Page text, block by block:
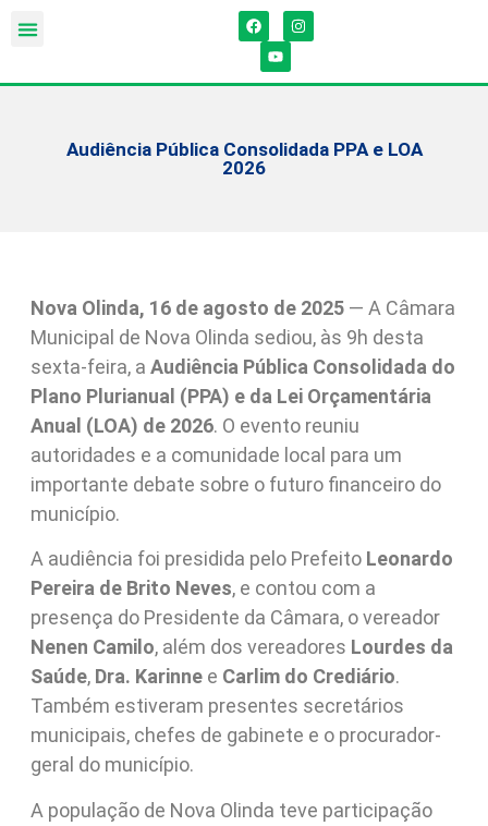
Audiência Pública Consolidada PPA e LOA
2026
Nova Olinda, 16 de agosto de 2025 — A Câmara
Municipal de Nova Olinda sediou, às 9h desta
sexta-feira, a Audiência Pública Consolidada do
Plano Plurianual (PPA) e da Lei Orçamentária
Anual (LOA) de 2026. O evento reuniu
autoridades e a comunidade local para um
importante debate sobre o futuro financeiro do
município.
A audiência foi presidida pelo Prefeito Leonardo
Pereira de Brito Neves, e contou com a
presença do Presidente da Câmara, o vereador
Nenen Camilo, além dos vereadores Lourdes da
Saúde, Dra. Karinne e Carlim do Crediário.
Também estiveram presentes secretários
municipais, chefes de gabinete e o procurador-
geral do município.
A população de Nova Olinda teve participação